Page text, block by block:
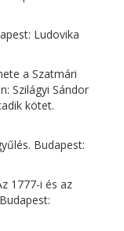
Ludovika
a Szatmári
Szilágyi Sándor
kötet.
Budapest:
1777-i és az